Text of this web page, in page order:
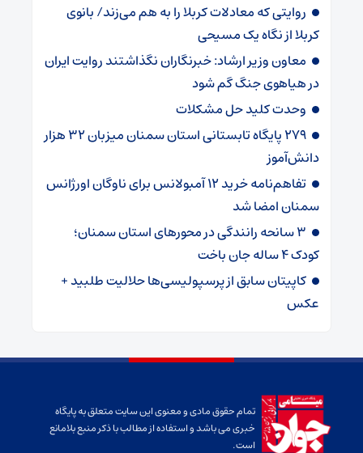
روایتی که معادلات کربلا را به هم می‌زند/ بانوی
کربلا از نگاه یک مسیحی
معاون وزیر ارشاد: خبرنگاران نگذاشتند روایت ایران
در هیاهوی جنگ گم شود
وحدت کلید حل مشکلات
۲۷۹ پایگاه تابستانی استان سمنان میزبان ۳۲ هزار
دانش‌آموز
تفاهم‌نامه خرید ۱۲ آمبولانس برای ناوگان اورژانس
سمنان امضا شد
۳ سانحه رانندگی در محورهای استان سمنان؛
کودک ۴ ساله جان باخت
کاپیتان سابق از پرسپولیسی‌ها حلالیت طلبید +
عکس
تمام حقوق مادی و معنوی این سایت متعلق به پایگاه
خبری می باشد و استفاده از مطالب با ذکر منبع بلامانع
است.